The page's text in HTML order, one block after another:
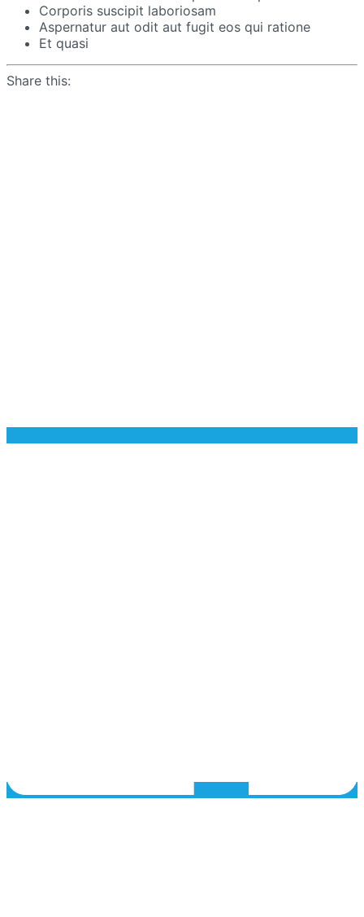
Corporis suscipit laboriosam
Aspernatur aut odit aut fugit eos qui ratione
Et quasi
Share this: